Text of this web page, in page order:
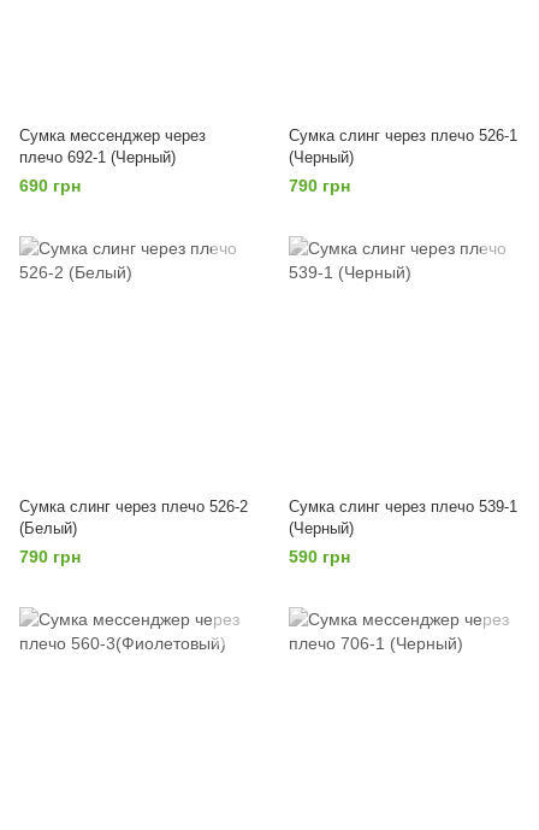
Сумка мессенджер через
плечо 692-1 (Черный)
690 грн
Сумка слинг через плечо 526-1
(Черный)
790 грн
Сумка слинг через плечо 526-2
(Белый)
790 грн
Сумка слинг через плечо 539-1
(Черный)
590 грн